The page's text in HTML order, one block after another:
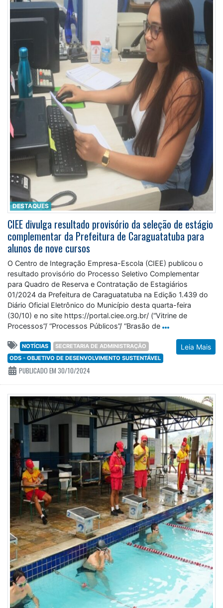
DESTAQUES
CIEE divulga resultado provisório da seleção de estágio
complementar da Prefeitura de Caraguatatuba para
alunos de nove cursos
O Centro de Integração Empresa-Escola (CIEE) publicou o
resultado provisório do Processo Seletivo Complementar
para Quadro de Reserva e Contratação de Estagiários
01/2024 da Prefeitura de Caraguatatuba na Edição 1.439 do
Diário Oficial Eletrônico do Município desta quarta-feira
(30/10) e no site https://portal.ciee.org.br/ (“Vitrine de
Processos”/ “Processos Públicos”/ “Brasão de
Leia Mais
NOTÍCIAS
SECRETARIA DE ADMINISTRAÇÃO
ODS - OBJETIVO DE DESENVOLVIMENTO SUSTENTÁVEL
PUBLICADO EM 30/10/2024